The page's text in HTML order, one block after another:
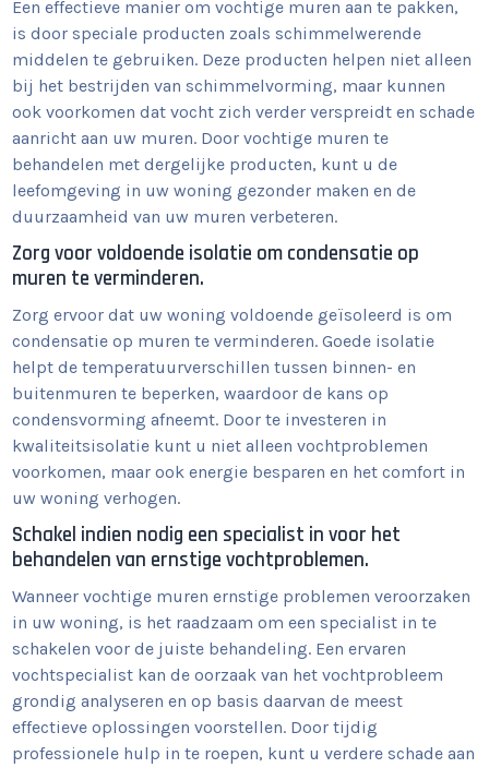
Een effectieve manier om vochtige muren aan te pakken,
is door speciale producten zoals schimmelwerende
middelen te gebruiken. Deze producten helpen niet alleen
bij het bestrijden van schimmelvorming, maar kunnen
ook voorkomen dat vocht zich verder verspreidt en schade
aanricht aan uw muren. Door vochtige muren te
behandelen met dergelijke producten, kunt u de
leefomgeving in uw woning gezonder maken en de
duurzaamheid van uw muren verbeteren.
Zorg voor voldoende isolatie om condensatie op
muren te verminderen.
Zorg ervoor dat uw woning voldoende geïsoleerd is om
condensatie op muren te verminderen. Goede isolatie
helpt de temperatuurverschillen tussen binnen- en
buitenmuren te beperken, waardoor de kans op
condensvorming afneemt. Door te investeren in
kwaliteitsisolatie kunt u niet alleen vochtproblemen
voorkomen, maar ook energie besparen en het comfort in
uw woning verhogen.
Schakel indien nodig een specialist in voor het
behandelen van ernstige vochtproblemen.
Wanneer vochtige muren ernstige problemen veroorzaken
in uw woning, is het raadzaam om een specialist in te
schakelen voor de juiste behandeling. Een ervaren
vochtspecialist kan de oorzaak van het vochtprobleem
grondig analyseren en op basis daarvan de meest
effectieve oplossingen voorstellen. Door tijdig
professionele hulp in te roepen, kunt u verdere schade aan